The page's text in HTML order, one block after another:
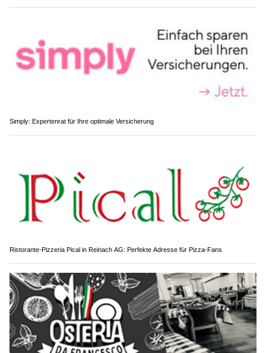
Simply: Expertenrat für Ihre optimale Versicherung
Ristorante-Pizzeria Pical in Reinach AG: Perfekte Adresse für Pizza-Fans